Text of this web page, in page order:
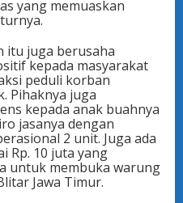
yang memuaskan
itu juga berusaha
kepada masyarakat
peduli korban
Pihaknya juga
kepada anak buahnya
jasanya dengan
2 unit. Juga ada
Rp. 10 juta yang
untuk membuka warung
Jawa Timur.